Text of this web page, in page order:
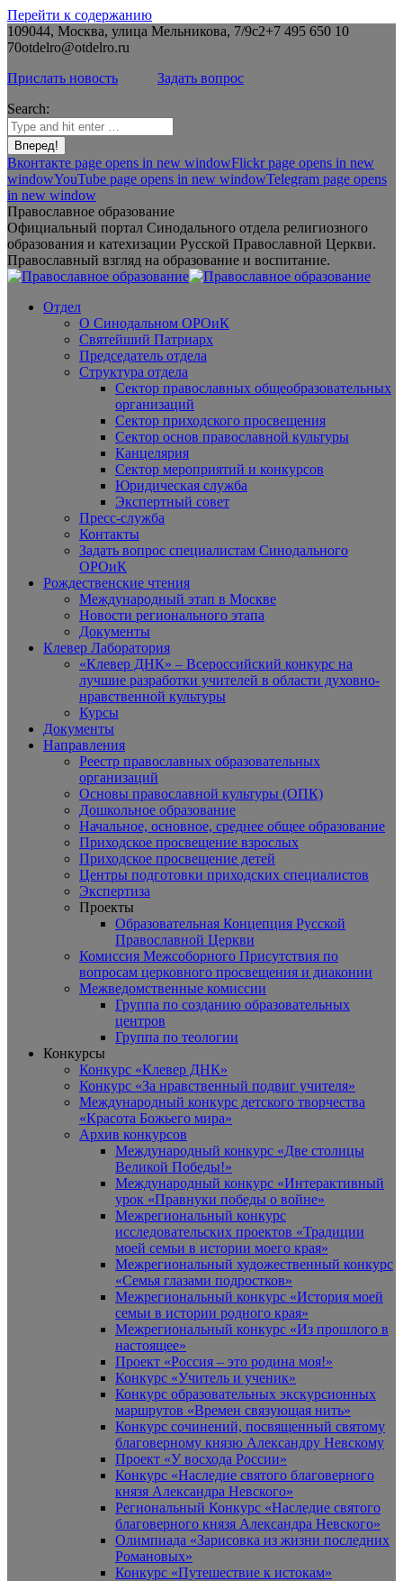
Перейти к содержанию
109044, Москва, улица Мельникова, 7/9с2+7 495 650 10
70otdelro@otdelro.ru
Прислать новость
Задать вопрос
Search:
Вконтакте page opens in new windowFlickr page opens in new
windowYouTube page opens in new windowTelegram page opens
in new window
Православное образование
Официальный портал Синодального отдела религиозного
образования и катехизации Русской Православной Церкви.
Православный взгляд на образование и воспитание.
Отдел
О Синодальном ОРОиК
Святейший Патриарх
Председатель отдела
Структура отдела
Сектор православных общеобразовательных
организаций
Сектор приходского просвещения
Сектор основ православной культуры
Канцелярия
Сектор мероприятий и конкурсов
Юридическая служба
Экспертный совет
Пресс-служба
Контакты
Задать вопрос специалистам Синодального
ОРОиК
Рождественские чтения
Международный этап в Москве
Новости регионального этапа
Документы
Клевер Лаборатория
«Клевер ДНК» – Всероссийский конкурс на
лучшие разработки учителей в области духовно-
нравственной культуры
Курсы
Документы
Направления
Реестр православных образовательных
организаций
Основы православной культуры (ОПК)
Дошкольное образование
Начальное, основное, среднее общее образование
Приходское просвещение взрослых
Приходское просвещение детей
Центры подготовки приходских специалистов
Экспертиза
Проекты
Образовательная Концепция Русской
Православной Церкви
Комиссия Межсоборного Присутствия по
вопросам церковного просвещения и диаконии
Межведомственные комиссии
Группа по созданию образовательных
центров
Группа по теологии
Конкурсы
Конкурс «Клевер ДНК»
Конкурс «За нравственный подвиг учителя»
Международный конкурс детского творчества
«Красота Божьего мира»
Архив конкурсов
Международный конкурс «Две столицы
Великой Победы!»
Международный конкурс «Интерактивный
урок «Правнуки победы о войне»
Межрегиональный конкурс
исследовательских проектов «Традиции
моей семьи в истории моего края»
Межрегиональный художественный конкурс
«Семья глазами подростков»
Межрегиональный конкурс «История моей
семьи в истории родного края»
Межрегиональный конкурс «Из прошлого в
настоящее»
Проект «Россия – это родина моя!»
Конкурс «Учитель и ученик»
Конкурс образовательных экскурсионных
маршрутов «Времен связующая нить»
Конкурс сочинений, посвященный святому
благоверному князю Александру Невскому
Проект «У восхода России»
Конкурс «Наследие святого благоверного
князя Александра Невского»
Региональный Конкурс «Наследие святого
благоверного князя Александра Невского»
Олимпиада «Зарисовка из жизни последних
Романовых»
Конкурс «Путешествие к истокам»